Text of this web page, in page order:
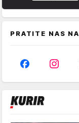
PRATITE NAS NA